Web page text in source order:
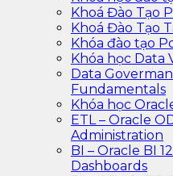
Khoá Đào Tạo
Khoá Đào Tạo
Khóa đào tạo
Khóa học Data
Data
Fundamentals
Khóa học
ETL – Oracle
Administration
BI – Oracle BI
Dashboards